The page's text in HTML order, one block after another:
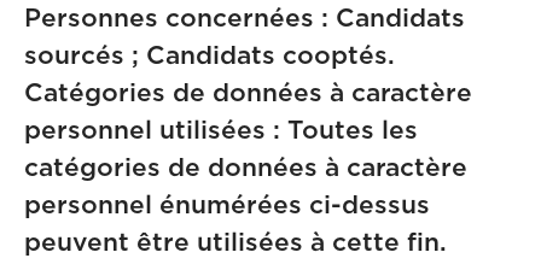
Personnes concernées : Candidats
sourcés ; Candidats cooptés.
Catégories de données à caractère
personnel utilisées : Toutes les
catégories de données à caractère
personnel énumérées ci-dessus
peuvent être utilisées à cette fin.